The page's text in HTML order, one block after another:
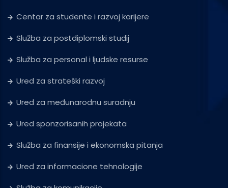
Centar za studente i razvoj karijere
Služba za postdiplomski studij
Služba za personal i ljudske resurse
Ured za strateški razvoj
Ured za međunarodnu suradnju
Ured sponzorisanih projekata
Služba za finansije i ekonomska pitanja
Ured za informacione tehnologije